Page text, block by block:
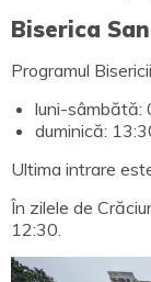
Biserica
Programul
luni-sâmbătă:
duminică:
Ultima intrare
În zilele de
12:30.